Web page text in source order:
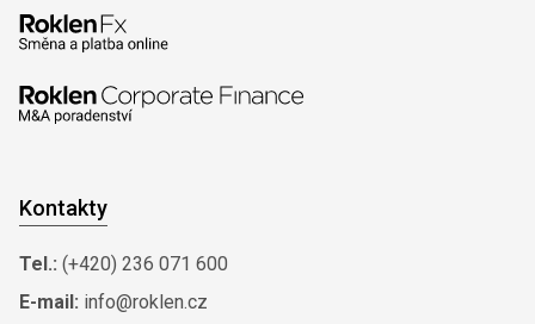
Kontakty
Tel.: (+420) 236 071 600
E-mail: info@roklen.cz